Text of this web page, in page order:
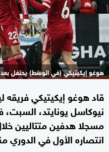
هوغو إيكيتيكي (في الوسط) يحتفل
نيوكاسل يونايتد، السبت،
مسجلا هدفين متتاليين
انتصاره الأول في الدوري